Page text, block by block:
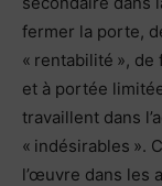
fermer la porte,
« rentabilité », de
et à portée
travaillent dans
« indésirables ».
l’œuvre dans les